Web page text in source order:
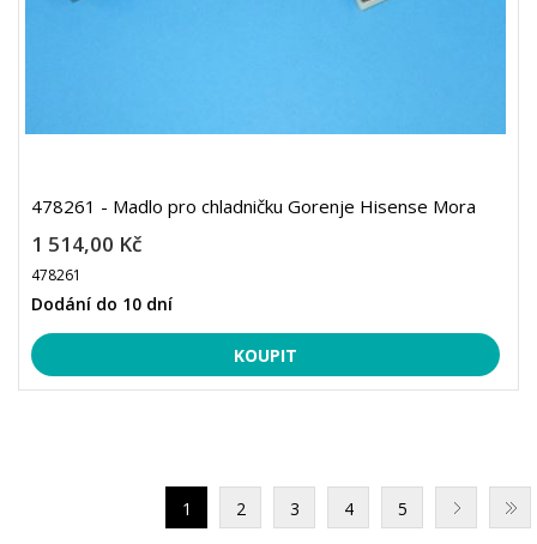
478261 - Madlo pro chladničku Gorenje Hisense Mora
1 514,00 Kč
478261
Dodání do 10 dní
1 2 3 4 5